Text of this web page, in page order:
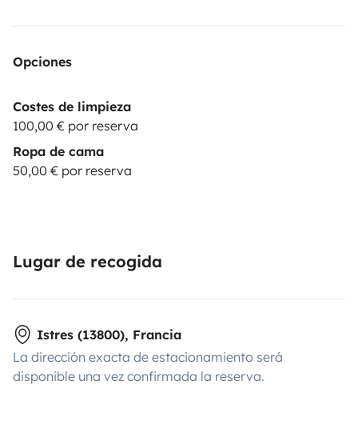
Opciones
Costes de limpieza
100,00 € por reserva
Ropa de cama
50,00 € por reserva
Lugar de recogida
Istres (13800), Francia
La dirección exacta de estacionamiento será
disponible una vez confirmada la reserva.